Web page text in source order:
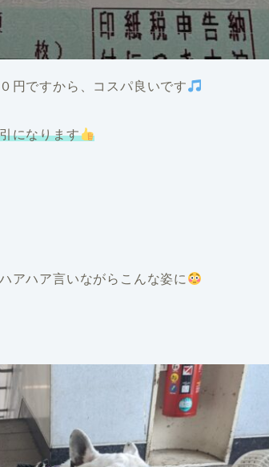
円ですから、コスパ良いです
になります
アハア言いながらこんな姿に